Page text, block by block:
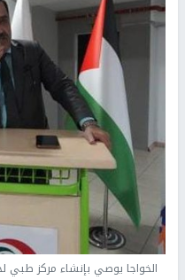
الخواجا يوصي بإنشاء مركز طبي